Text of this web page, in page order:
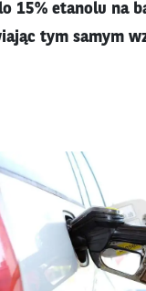
15% etanolu na
tym samym